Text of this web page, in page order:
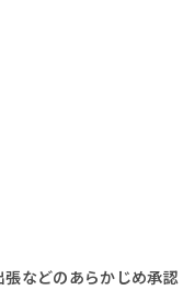
などのあらかじめ承認